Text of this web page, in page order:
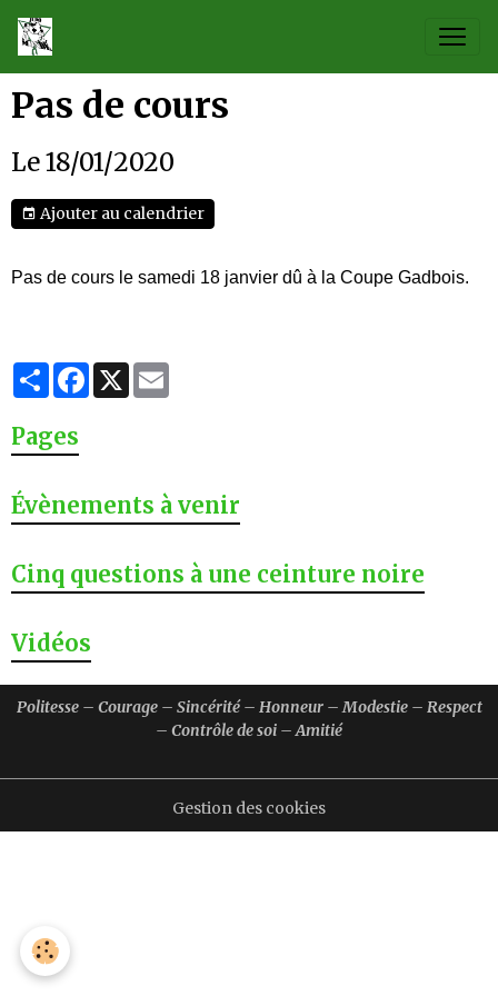
Pas de cours
Le 18/01/2020
Ajouter au calendrier
Pas de cours le samedi 18 janvier dû à la Coupe Gadbois.
PartagerFacebook
X
Pages
Évènements à venir
Cinq questions à une ceinture noire
Vidéos
Politesse – Courage – Sincérité – Honneur – Modestie – Respect
– Contrôle de soi – Amitié
Gestion des cookies